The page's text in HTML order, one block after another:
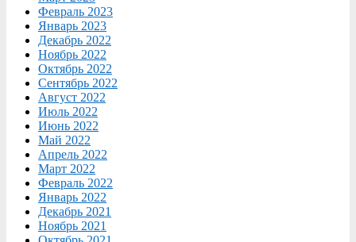
Февраль 2023
Январь 2023
Декабрь 2022
Ноябрь 2022
Октябрь 2022
Сентябрь 2022
Август 2022
Июль 2022
Июнь 2022
Май 2022
Апрель 2022
Март 2022
Февраль 2022
Январь 2022
Декабрь 2021
Ноябрь 2021